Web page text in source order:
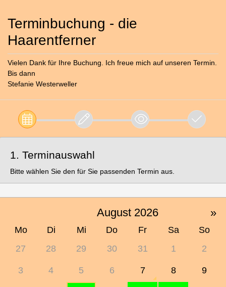
Terminbuchung - die
Haarentferner
Vielen Dank für Ihre Buchung. Ich freue mich auf unseren Termin.
Bis dann
Stefanie Westerweller
1. Terminauswahl
Bitte wählen Sie den für Sie passenden Termin aus.
August 2026 »
Mo Di Mi Do Fr Sa
So
27
28 29 30 31 1 2
3 4 5 6 7 8 9